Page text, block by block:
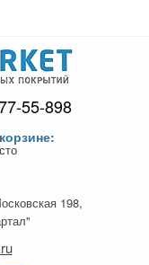
55-898
198,